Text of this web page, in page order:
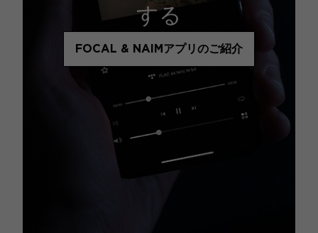
する
FOCAL & NAIMアプリのご紹介